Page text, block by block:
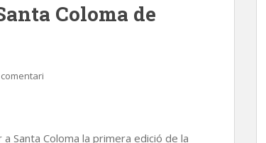
Coloma de
Santa Coloma la primera edició de la